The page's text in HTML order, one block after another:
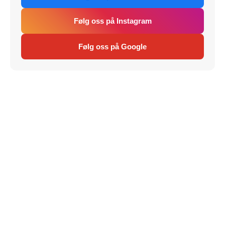
Følg oss på Instagram
Følg oss på Google